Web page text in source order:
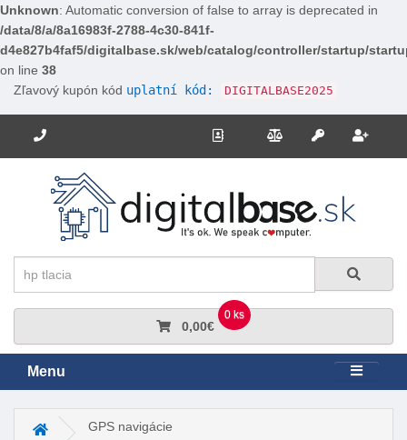
Unknown: Automatic conversion of false to array is deprecated in
/data/8/a/8a16983f-2788-4c30-841f-
d4e827b4faf5/digitalbase.sk/web/catalog/controller/startup/
on line 38
Zľavový kupón kód uplatní kód: DIGITALBASE2025
Potrebujete poradiť? Zavolajte nám. Kontakt Porovnanie
Prihlásiť sa
0 ks
0,00€
Menu
Hlavná stránka
GPS navigácie